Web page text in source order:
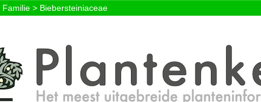
Familie> Biebersteiniaceae